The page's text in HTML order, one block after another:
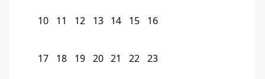
10 11 12 13 14 15 16
17 18 19 20 21 22 23